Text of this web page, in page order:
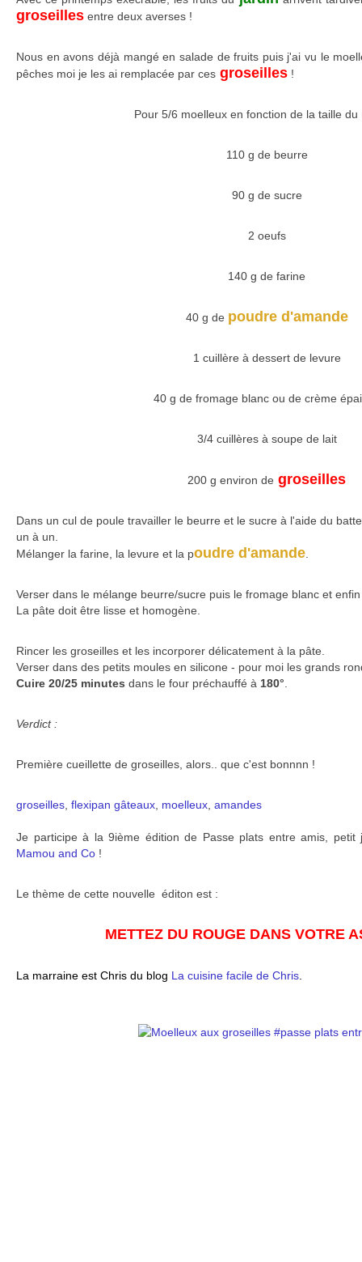
groseilles entre deux averses !
Nous en avons déjà mangé en salade de fruits puis j'ai vu le
pêches moi je les ai remplacée par ces groseilles !
Pour 5/6 moelleux en fonction de la taille du
110 g de beurre
90 g de sucre
2 oeufs
140 g de farine
40 g de poudre d'amande
1 cuillère à dessert de levure
40 g de fromage blanc ou de crème
3/4 cuillères à soupe de lait
200 g environ de groseilles
Dans un cul de poule travailler le beurre et le sucre à l'aide du
un à un.
Mélanger la farine, la levure et la poudre d'amande
Verser dans le mélange beurre/sucre puis le fromage blanc et
La pâte doit être lisse et homogène.
Rincer les groseilles et les incorporer délicatement à la pâte.
Verser dans des petits moules en silicone - pour moi les grands
Cuire 20/25 minutes dans le four préchauffé à 180°
Verdict :
Première cueillette de groseilles, alors.. que c'est bonnnn !
groseilles flexipan gâteaux moelleux amandes
Je participe à la 9ième édition de Passe plats entre amis,
Mamou and Co !
Le thème de cette nouvelle éditon est :
METTEZ DU ROUGE DANS VOTRE
La marraine est Chris du blog La cuisine facile de Chris